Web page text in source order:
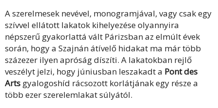
A szerelmesek nevével, monogramjával, vagy csak egy
szívvel ellátott lakatok kihelyezése olyannyira
népszerű gyakorlattá vált Párizsban az elmúlt évek
során, hogy a Szajnán átívelő hidakat ma már több
százezer ilyen apróság díszíti. A lakatokban rejlő
veszélyt jelzi, hogy júniusban leszakadt a Pont des
Arts gyalogoshíd rácsozott korlátjának egy része a
több ezer szerelemlakat súlyától.